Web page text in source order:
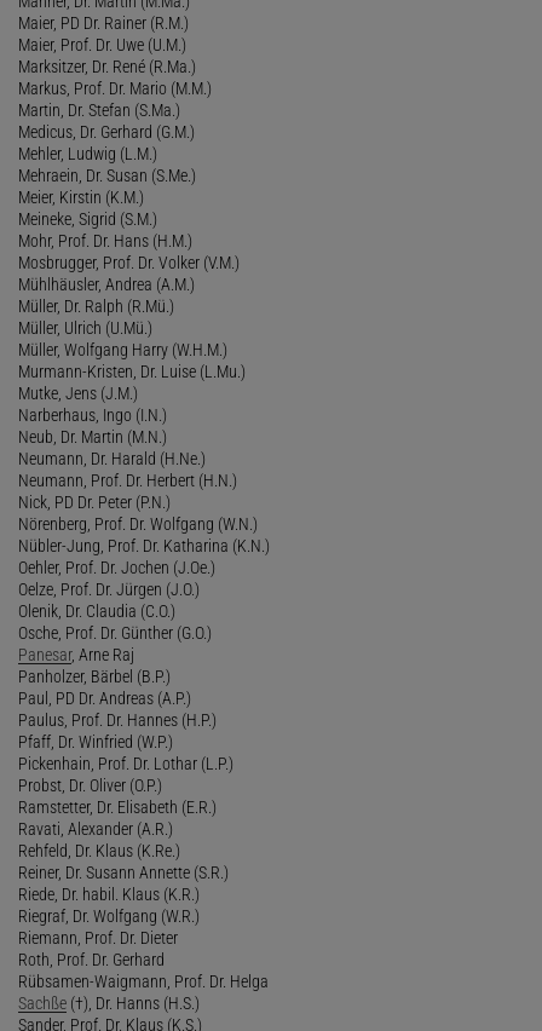
Maier, PD Dr. Rainer (R.M.)
Maier, Prof. Dr. Uwe (U.M.)
Marksitzer, Dr. René (R.Ma.)
Markus, Prof. Dr. Mario (M.M.)
Martin, Dr. Stefan (S.Ma.)
Medicus, Dr. Gerhard (G.M.)
Mehler, Ludwig (L.M.)
Mehraein, Dr. Susan (S.Me.)
Meier, Kirstin (K.M.)
Meineke, Sigrid (S.M.)
Mohr, Prof. Dr. Hans (H.M.)
Mosbrugger, Prof. Dr. Volker (V.M.)
Mühlhäusler, Andrea (A.M.)
Müller, Dr. Ralph (R.Mü.)
Müller, Ulrich (U.Mü.)
Müller, Wolfgang Harry (W.H.M.)
Murmann-Kristen, Dr. Luise (L.Mu.)
Mutke, Jens (J.M.)
Narberhaus, Ingo (I.N.)
Neub, Dr. Martin (M.N.)
Neumann, Dr. Harald (H.Ne.)
Neumann, Prof. Dr. Herbert (H.N.)
Nick, PD Dr. Peter (P.N.)
Nörenberg, Prof. Dr. Wolfgang (W.N.)
Nübler-Jung, Prof. Dr. Katharina (K.N.)
Oehler, Prof. Dr. Jochen (J.Oe.)
Oelze, Prof. Dr. Jürgen (J.O.)
Olenik, Dr. Claudia (C.O.)
Osche, Prof. Dr. Günther (G.O.)
Panesar, Arne Raj
Panholzer, Bärbel (B.P.)
Paul, PD Dr. Andreas (A.P.)
Paulus, Prof. Dr. Hannes (H.P.)
Pfaff, Dr. Winfried (W.P.)
Pickenhain, Prof. Dr. Lothar (L.P.)
Probst, Dr. Oliver (O.P.)
Ramstetter, Dr. Elisabeth (E.R.)
Ravati, Alexander (A.R.)
Rehfeld, Dr. Klaus (K.Re.)
Reiner, Dr. Susann Annette (S.R.)
Riede, Dr. habil. Klaus (K.R.)
Riegraf, Dr. Wolfgang (W.R.)
Riemann, Prof. Dr. Dieter
Roth, Prof. Dr. Gerhard
Rübsamen-Waigmann, Prof. Dr. Helga
Sachße (†), Dr. Hanns (H.S.)
Sander, Prof. Dr. Klaus (K.S.)